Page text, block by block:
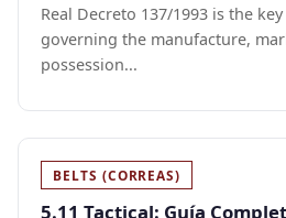
Real Decreto 137/1993 is the
governing the manufacture,
possession...
BELTS (CORREAS)
5.11 Tactical: Guía